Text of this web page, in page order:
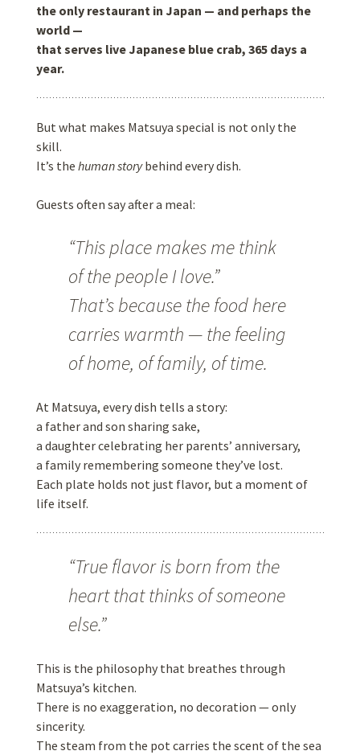
the only restaurant in Japan — and perhaps the
world —
that serves live Japanese blue crab, 365 days a
year.
But what makes Matsuya special is not only the
skill.
It’s the human storybehind every dish.
Guests often say after a meal:
“This place makes me think
of the people I love.”
That’s because the food here
carries warmth — the feeling
of home, of family, of time.
At Matsuya, every dish tells a story:
a father and son sharing sake,
a daughter celebrating her parents’ anniversary,
a family remembering someone they’ve lost.
Each plate holds not just flavor, but a moment of
life itself.
“True flavor is born from the
heart that thinks of someone
else.”
This is the philosophy that breathes through
Matsuya’s kitchen.
There is no exaggeration, no decoration — only
sincerity.
The steam from the pot carries the scent of the sea